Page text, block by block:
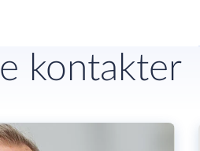
kontakter